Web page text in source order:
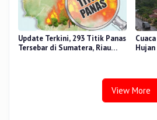
Update Terkini, 293 Titik Panas
Tersebar di Sumatera, Riau
Hujan
View More